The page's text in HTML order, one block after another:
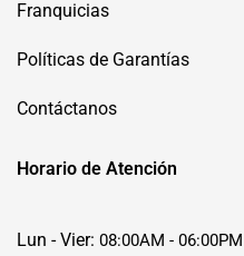
Franquicias
Políticas de Garantías
Contáctanos
Horario de Atención
Lun - Vier: 08:00AM - 06:00PM